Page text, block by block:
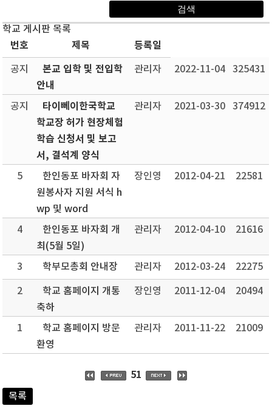
학교 게시판 목록
번호 제목 등록일
공지
본교 입학 및 전입학
안내
관리자 2022-11-04 325431
공지
타이뻬이한국학교
학교장 허가 현장체험
학습 신청서 및 보고
서, 결석계 양식
관리자 2021-03-30 374912
5
한인동포 바자회 자
원봉사자 지원 서식 h
wp 및 word
장인영 2012-04-21 22581
4
한인동포 바자회 개
최(5월 5일)
관리자 2012-04-10 21616
3 학부모총회 안내장 관리자 2012-03-24 22275
2
학교 홈페이지 개통
축하
장인영 2011-12-04 20494
1
학교 홈페이지 방문
환영
관리자 2011-11-22 21009
51
목록